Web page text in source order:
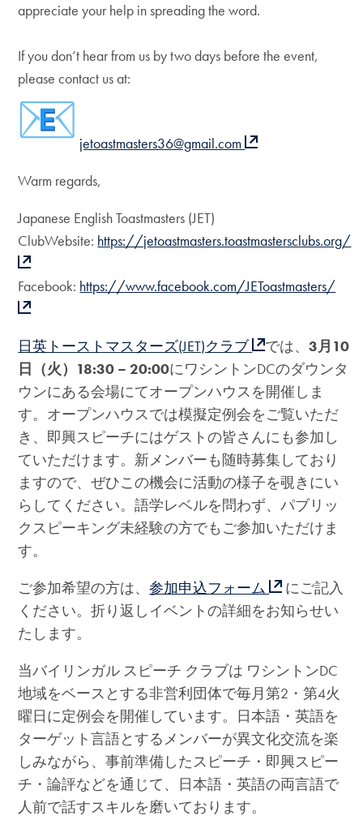
appreciate your help in spreading the word.
If you don’t hear from us by two days before the event,
please contact us at:
jetoastmasters36@gmail.com
Warm regards,
Japanese English Toastmasters (JET)
ClubWebsite: https://jetoastmasters.toastmastersclubs.org/
Facebook: https://www.facebook.com/JEToastmasters/
日英トーストマスターズ(JET)クラブ では、3月 10
日（火） 18:30 – 20:00にワシントンDCのダウンタ
ウンにある会場にてオープンハウスを開催しま
す。オープンハウスでは模擬定例会をご覧いただ
き、即興スピーチにはゲストの皆さんにも参加し
ていただけます。新メンバーも随時募集しており
ますので、ぜひこの機会に活動の様子を覗きにい
らしてください。語学レベルを問わず、パブリッ
クスピーキング未経験の方でもご参加いただけま
す。
ご参加希望の方は、参加申込フォーム
にご記入
ください。折り返しイベントの詳細をお知らせい
たします。
当バイリンガル スピーチ クラブは ワシントンDC
地域をベースとする非営利団体で毎月第2・第4火
曜日に定例会を開催しています。日本語・英語を
ターゲット言語とするメンバーが異文化交流を楽
しみながら、事前準備したスピーチ・即興スピー
チ・論評などを通じて、日本語・英語の両言語で
人前で話すスキルを磨いております。